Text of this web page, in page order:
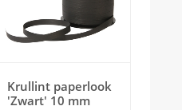
Krullint paperlook
'Zwart' 10 mm